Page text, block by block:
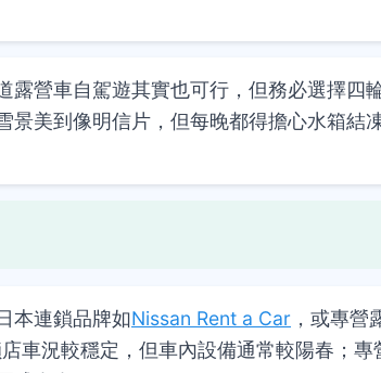
露營車自駕遊其實也可行，但務必選擇四
景美到像明信片，但每晚都得擔心水箱結
本連鎖品牌如Nissan Rent a Car ，或專營
車況較穩定，但車內設備通常較陽春；專